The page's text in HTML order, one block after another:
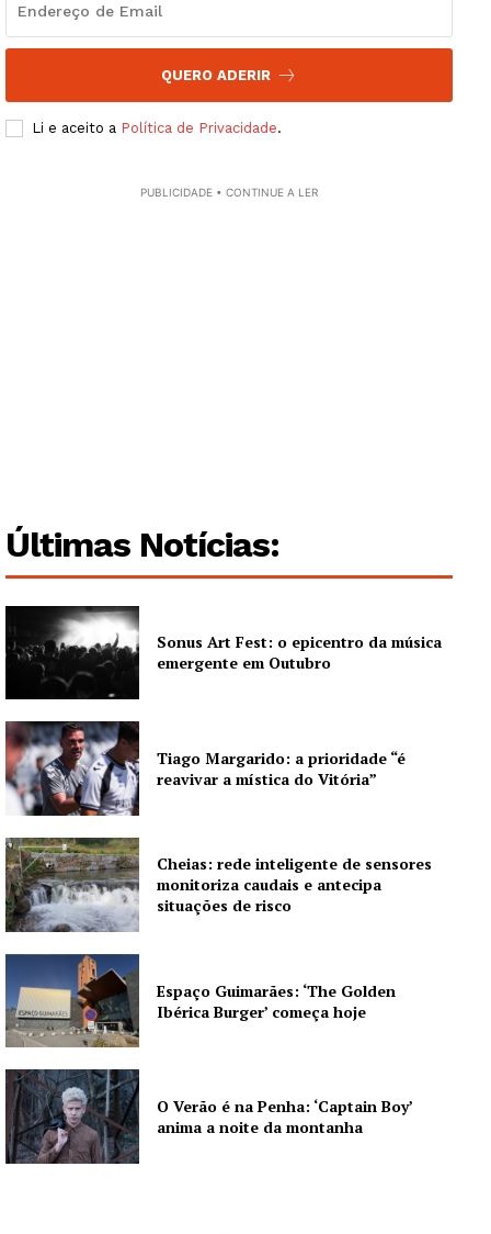
Guimarães, agora!
Institucional
QUERO ADERIR
Li e aceito a Política de Privacidade.
PUBLICIDADE • CONTINUE A LER
Últimas Notícias:
Sonus Art Fest: o epicentro da música
emergente em Outubro
Tiago Margarido: a prioridade “é
reavivar a mística do Vitória”
Cheias: rede inteligente de sensores
monitoriza caudais e antecipa
situações de risco
Espaço Guimarães: ‘The Golden
Ibérica Burger’ começa hoje
O Verão é na Penha: ‘Captain Boy’
anima a noite da montanha